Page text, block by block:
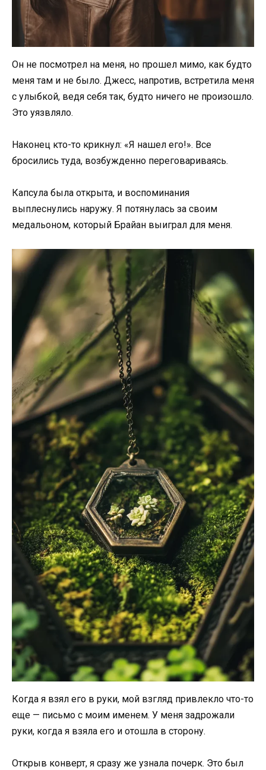
Он не посмотрел на меня, но прошел мимо, как будто
меня там и не было. Джесс, напротив, встретила меня
с улыбкой, ведя себя так, будто ничего не произошло.
Это уязвляло.
Наконец кто-то крикнул: «Я нашел его!». Все
бросились туда, возбужденно переговариваясь.
Капсула была открыта, и воспоминания
выплеснулись наружу. Я потянулась за своим
медальоном, который Брайан выиграл для меня.
Когда я взял его в руки, мой взгляд привлекло что-то
еще — письмо с моим именем. У меня задрожали
руки, когда я взяла его и отошла в сторону.
Открыв конверт, я сразу же узнала почерк. Это был